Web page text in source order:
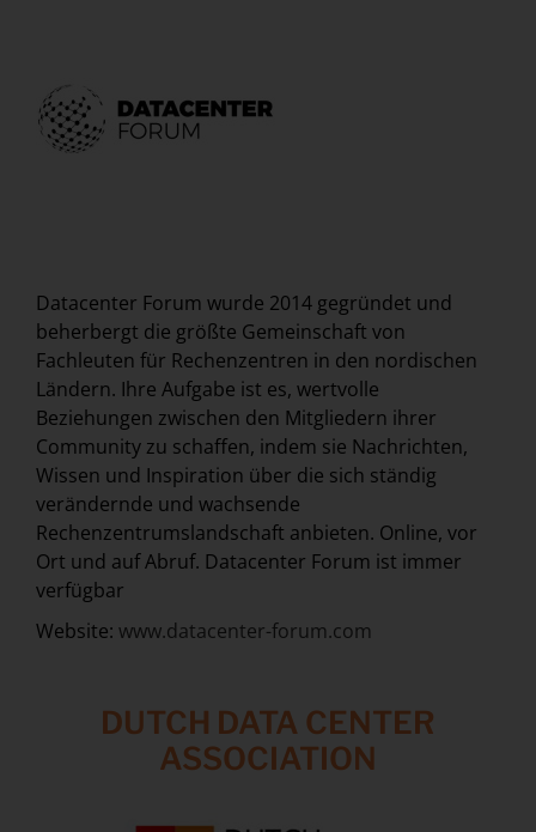
Datacenter Forum wurde 2014 gegründet und
beherbergt die größte Gemeinschaft von
Fachleuten für Rechenzentren in den nordischen
Ländern. Ihre Aufgabe ist es, wertvolle
Beziehungen zwischen den Mitgliedern ihrer
Community zu schaffen, indem sie Nachrichten,
Wissen und Inspiration über die sich ständig
verändernde und wachsende
Rechenzentrumslandschaft anbieten. Online, vor
Ort und auf Abruf. Datacenter Forum ist immer
verfügbar
Website: www.datacenter-forum.com
DUTCH DATA CENTER
ASSOCIATION